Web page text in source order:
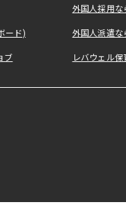
外国人採用
ード) 外国人派遣な
ブ レバウェル